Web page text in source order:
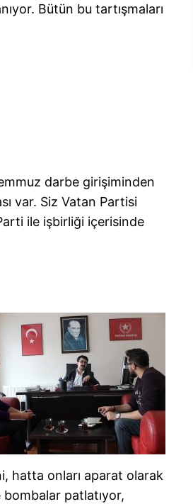
Bütün bu tartışmaları
darbe girişiminden
var. Siz Vatan Partisi
ile işbirliği içerisinde
hatta onları aparat olarak
bombalar patlatıyor,